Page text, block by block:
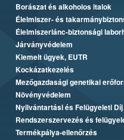
Borászat és alkoholos italok
Élelmiszer- és
Élelmiszerlánc-biztonsági
Járványvédelem
Kiemelt ügyek, EUTR
Kockázatkezelés
Mezőgazdasági genetikai
Növényvédelem
Nyilvántartási és Felügyeleti Díj
Rendszerszervezés és
Termékpálya-ellenőrzés